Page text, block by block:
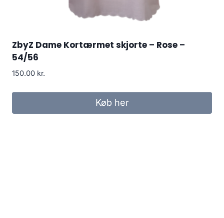
ZbyZ Dame Kortærmet skjorte – Rose –
54/56
150.00 kr.
Køb her